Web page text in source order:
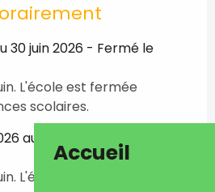
Accueil
30 juin 2026 - Fermé le
L'école est fermée
scolaires.
au 30 juin 2027 - Fermé
L'école est fermée